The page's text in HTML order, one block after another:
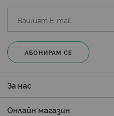
АБОНИРАМ СЕ
За нас
Онлайн магазин